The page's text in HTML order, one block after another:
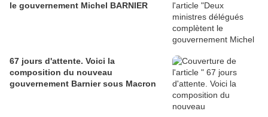
le gouvernement Michel BARNIER
67 jours d'attente. Voici la
composition du nouveau
gouvernement Barnier sous Macron